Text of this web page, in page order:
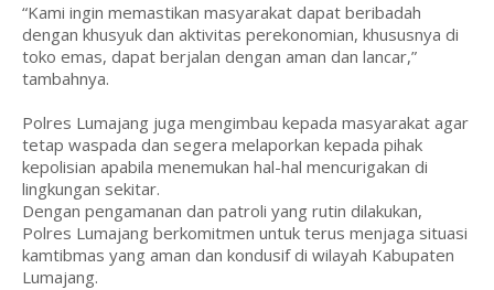
“Kami ingin memastikan masyarakat dapat beribadah
dengan khusyuk dan aktivitas perekonomian, khususnya di
toko emas, dapat berjalan dengan aman dan lancar,”
tambahnya.
Polres Lumajang juga mengimbau kepada masyarakat agar
tetap waspada dan segera melaporkan kepada pihak
kepolisian apabila menemukan hal-hal mencurigakan di
lingkungan sekitar.
Dengan pengamanan dan patroli yang rutin dilakukan,
Polres Lumajang berkomitmen untuk terus menjaga situasi
kamtibmas yang aman dan kondusif di wilayah Kabupaten
Lumajang.